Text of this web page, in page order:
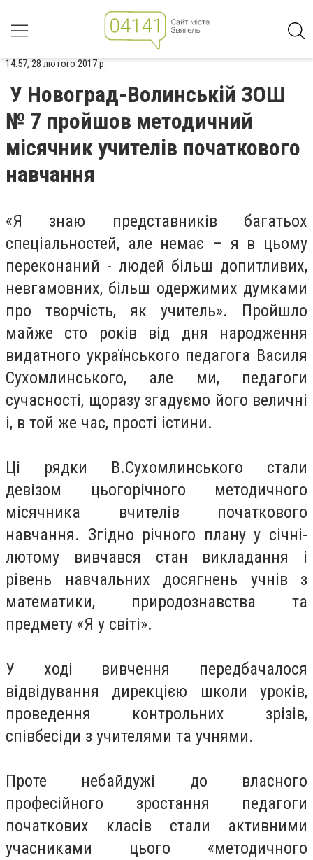
14:57, 28 лютого 2017 р.
У Новоград-Волинській ЗОШ
№ 7 пройшов методичний
місячник учителів початкового
навчання
«Я знаю представників багатьох
спеціальностей, але немає – я в цьому
переконаний - людей більш допитливих,
невгамовних, більш одержимих думками
про творчість, як учитель». Пройшло
майже сто років від дня народження
видатного українського педагога Василя
Сухомлинського, але ми, педагоги
сучасності, щоразу згадуємо його величні
і, в той же час, прості істини.
Ці рядки В.Сухомлинського стали
девізом цьогорічного методичного
місячника вчителів початкового
навчання. Згідно річного плану у січні-
лютому вивчався стан викладання і
рівень навчальних досягнень учнів з
математики, природознавства та
предмету «Я у світі».
У ході вивчення передбачалося
відвідування дирекцією школи уроків,
проведення контрольних зрізів,
співбесіди з учителями та учнями.
Проте небайдужі до власного
професійного зростання педагоги
початкових класів стали активними
учасниками цього «методичного